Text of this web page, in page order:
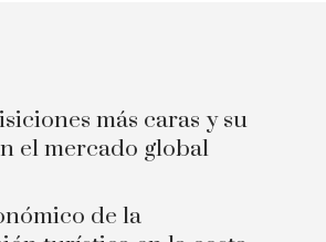
más caras y su
el mercado global
de la